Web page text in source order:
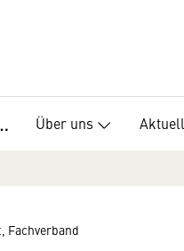
Fachverband Über uns Aktuell
Fachverband